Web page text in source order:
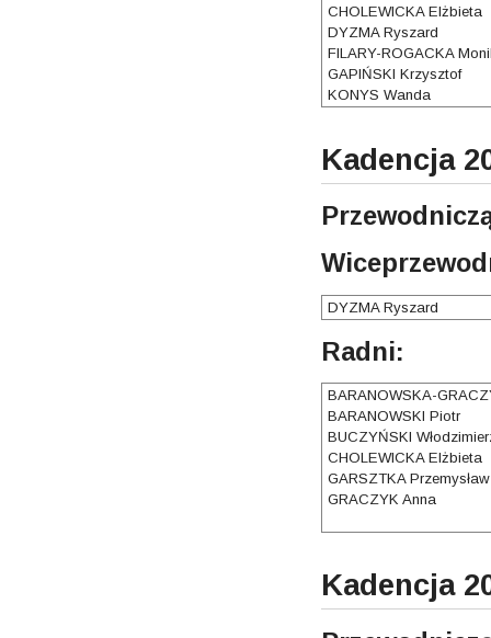
CHOLEWICKA Elżbieta
DYZMA Ryszard
FILARY-ROGACKA
GAPIŃSKI Krzysztof
KONYS Wanda
Kadencja
DYZMA Ryszard
Radni:
BARANOWSKA-
BARANOWSKI Piotr
BUCZYŃSKI
CHOLEWICKA Elżbieta
GARSZTKA Przemysław
GRACZYK Anna
Kadencja